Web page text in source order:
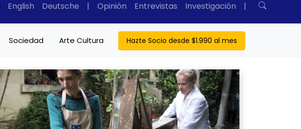
English Deutsche | Opinión Entrevistas Investigación |
Sociedad Arte Cultura Hazte Socio desde $1.990 al mes